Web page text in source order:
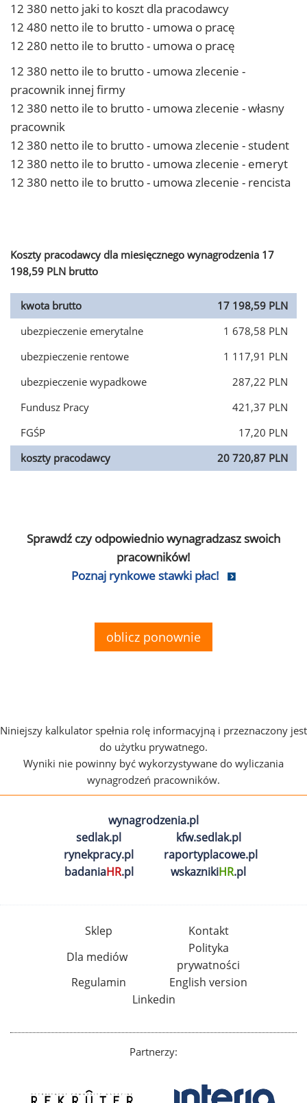
12 380 netto jaki to koszt dla pracodawcy
12 480 netto ile to brutto - umowa o pracę
12 280 netto ile to brutto - umowa o pracę
12 380 netto ile to brutto - umowa zlecenie -
pracownik innej firmy
12 380 netto ile to brutto - umowa zlecenie - własny
pracownik
12 380 netto ile to brutto - umowa zlecenie - student
12 380 netto ile to brutto - umowa zlecenie - emeryt
12 380 netto ile to brutto - umowa zlecenie - rencista
Koszty pracodawcy dla miesięcznego wynagrodzenia 17
198,59 PLN brutto
kwota brutto
17 198,59 PLN
ubezpieczenie emerytalne
1 678,58 PLN
ubezpieczenie rentowe
1 117,91 PLN
ubezpieczenie wypadkowe
287,22 PLN
Fundusz Pracy
421,37 PLN
FGŚP
17,20 PLN
koszty pracodawcy
20 720,87 PLN
Sprawdź czy odpowiednio wynagradzasz swoich
pracowników!
Poznaj rynkowe stawki płac!
oblicz ponownie
Niniejszy kalkulator spełnia rolę informacyjną i przeznaczony jest
do użytku prywatnego.
Wyniki nie powinny być wykorzystywane do wyliczania
wynagrodzeń pracowników.
wynagrodzenia.pl
sedlak.pl
kfw.sedlak.pl
rynekpracy.pl
raportyplacowe.pl
badaniaHR.pl wskaznikiHR.pl
Sklep
Kontakt
Dla mediów
Polityka
prywatności
Regulamin
English version
Linkedin
Partnerzy: